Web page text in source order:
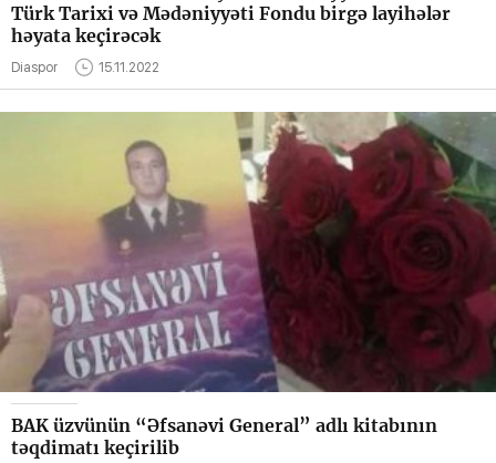
Türk Tarixi və Mədəniyyəti Fondu birgə layihələr
həyata keçirəcək
Diaspor 15.11.2022
BAK üzvünün “Əfsanəvi General” adlı kitabının
təqdimatı keçirilib